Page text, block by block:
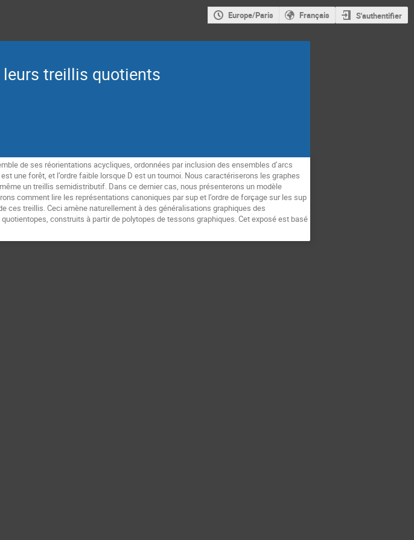
Europe/Paris Français S'authentifier
treillis quotients
de ses réorientations acycliques, ordonnées par inclusion des ensembles d’arcs
une forêt, et l’ordre faible lorsque D est un tournoi. Nous caractériserons les graphes
un treillis semidistributif. Dans ce dernier cas, nous présenterons un modèle
comment lire les représentations canoniques par sup et l’ordre de forçage sur les sup
ces treillis. Ceci amène naturellement à des généralisations graphiques des
construits à partir de polytopes de tessons graphiques. Cet exposé est basé